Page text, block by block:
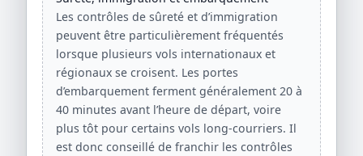
Les contrôles de sûreté et d’immigration
peuvent être particulièrement fréquentés
lorsque plusieurs vols internationaux et
régionaux se croisent. Les portes
d’embarquement ferment généralement 20 à
40 minutes avant l’heure de départ, voire
plus tôt pour certains vols long-courriers. Il
est donc conseillé de franchir les contrôles